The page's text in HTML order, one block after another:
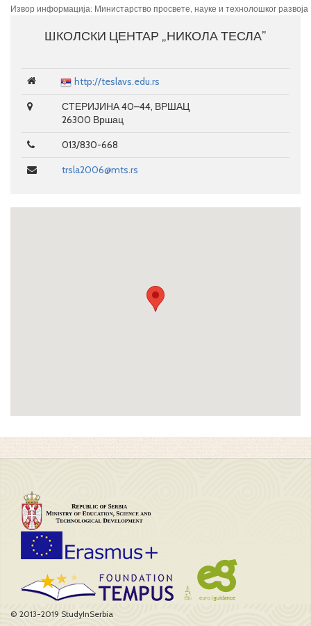
Извор информација: Министарство просвете, науке и технолошког развоја
ШКОЛСКИ ЦЕНТАР „НИКОЛА ТЕСЛА”
http://teslavs.edu.rs
СТЕРИЈИНА 40–44, ВРШАЦ
26300 Вршац
013/830-668
trsla2006@mts.rs
© 2013-2019 StudyInSerbia